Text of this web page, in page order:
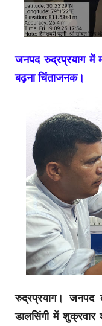
जनपद रुद्रप्रयाग में
बढ़ना चिंताजनक।
रुद्रप्रयाग। जनपद
डालसिंगी में शुक्रवार